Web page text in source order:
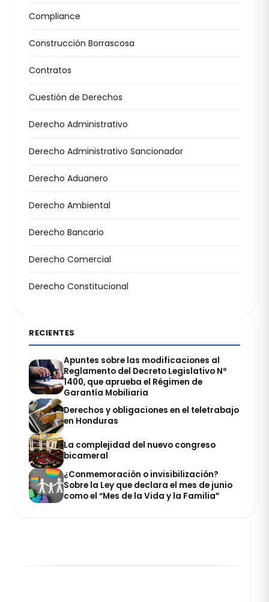
Compliance
Construcción Borrascosa
Contratos
Cuestión de Derechos
Derecho Administrativo
Derecho Administrativo Sancionador
Derecho Aduanero
Derecho Ambiental
Derecho Bancario
Derecho Comercial
Derecho Constitucional
RECIENTES
Apuntes sobre las modificaciones al
Reglamento del Decreto Legislativo Nº
1400, que aprueba el Régimen de
Garantía Mobiliaria
Derechos y obligaciones en el teletrabajo
en Honduras
La complejidad del nuevo congreso
bicameral
¿Conmemoración o invisibilización?
Sobre la Ley que declara el mes de junio
como el “Mes de la Vida y la Familia”